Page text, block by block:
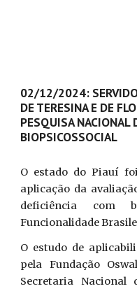
02/12/2024:
DE TERESINA E DE
PESQUISA NACIONAL
BIOPSICOSSOCIAL
O estado do Piauí
aplicação da
deficiência com
Funcionalidade
O estudo de
pela Fundação
Secretaria Nacional